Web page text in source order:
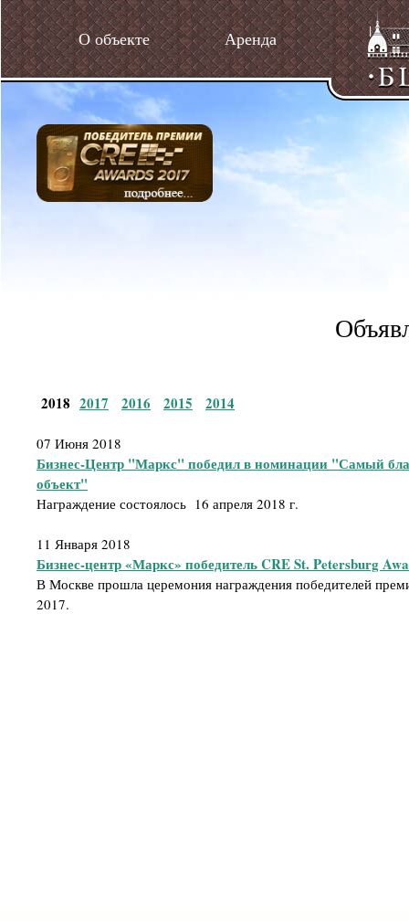
О объекте Аренда
2018 2017 2016 2015 2014
07 Июня 2018
Бизнес-Центр "Маркс" победил в номинации "Самый
объект"
Награждение состоялось 16 апреля 2018 г.
11 Января 2018
Бизнес-центр «Маркс» победитель CRE St. Petersburg
В Москве прошла церемония награждения победителей
2017.